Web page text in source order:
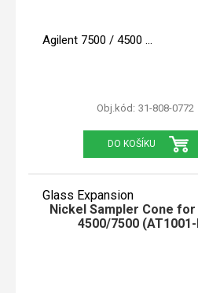
Agilent 7500 / 4500
Obj.kód: 31-808-0772
DO KOŠÍKU
Glass Expansion
Nickel Sampler Cone
4500/7500